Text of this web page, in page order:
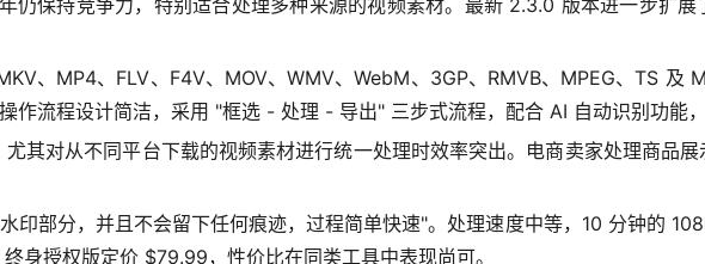
保持竞争力，特别适合处理多种来源的视频素材。最新 2.3.0 版本进一步扩展
、MP4、FLV、F4V、MOV、WMV、WebM、3GP、RMVB、MPEG、TS 及
作流程设计简洁，采用 "框选 - 处理 - 导出" 三步式流程，配合 AI 自动识别功能，
其对从不同平台下载的视频素材进行统一处理时效率突出。电商卖家处理商品
印部分，并且不会留下任何痕迹，过程简单快速"。处理速度中等，10 分钟的
身授权版定价 $79.99，性价比在同类工具中表现尚可。